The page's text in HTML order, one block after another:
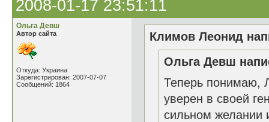
2008-01-17 23:51:11
Ольга Девш
Автор сайта
Откуда: Украина
Зарегистрирован: 2007-07-07
Сообщений: 1864
Климов Леонид
Ольга Девш
Теперь понимаю,
уверен в своей
сильном желании